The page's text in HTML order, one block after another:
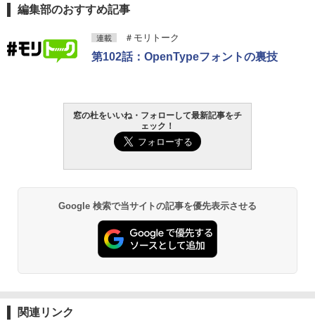
生成AIパスポート公式テキスト 第４版
￥1,766
出す プロンプトの言葉 AI画像生成シリー
ズ (はぴーイラストLabo)
￥480
ClaudeCode いちばんやさしい 教科書:
方 マニュアル AI副業にもコンテンツ作成
にもKindle出版にも！ 非エンジニアのた
めのAIコーディング入門シリーズ
￥99
Amazon Kindle Paperwhite (16GB) 7イ
ンチディスプレイ、色調調節ライト、12
週間持続バッテリー、広告なし、ブラッ
ク
Amazon Kindle - 目に優しい、かさばら
ない、大きな画面で読みやすい、6週間持
続バッテリー、6インチディスプレイ電子
書籍リーダー、マッチャ、16GB、広告な
Kindle Paperwhite シグニチャーエディ
ション (32GB) 7インチディスプレイ、明
るさ自動調整、色調調節ライト、12週間
持続バッテリー、広告なし、メタリック
編集部のおすすめ記事
連載 ＃モリトーク
第102話：OpenTypeフォントの裏技
窓の杜をいいね・フォローして最新記事をチ
ェック！
Google 検索で当サイトの記事を優先表示させる
関連リンク